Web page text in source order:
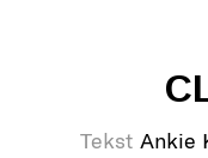
Tekst Ankie